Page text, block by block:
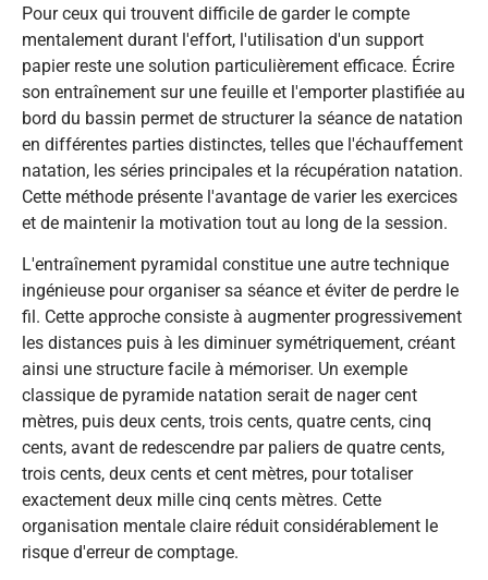
Pour ceux qui trouvent difficile de garder le compte
mentalement durant l'effort, l'utilisation d'un support
papier reste une solution particulièrement efficace. Écrire
son entraînement sur une feuille et l'emporter plastifiée au
bord du bassin permet de structurer la séance de natation
en différentes parties distinctes, telles que l'échauffement
natation, les séries principales et la récupération natation.
Cette méthode présente l'avantage de varier les exercices
et de maintenir la motivation tout au long de la session.
L'entraînement pyramidal constitue une autre technique
ingénieuse pour organiser sa séance et éviter de perdre le
fil. Cette approche consiste à augmenter progressivement
les distances puis à les diminuer symétriquement, créant
ainsi une structure facile à mémoriser. Un exemple
classique de pyramide natation serait de nager cent
mètres, puis deux cents, trois cents, quatre cents, cinq
cents, avant de redescendre par paliers de quatre cents,
trois cents, deux cents et cent mètres, pour totaliser
exactement deux mille cinq cents mètres. Cette
organisation mentale claire réduit considérablement le
risque d'erreur de comptage.